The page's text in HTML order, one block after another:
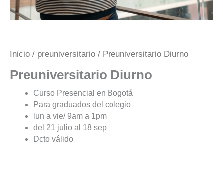
Inicio / preuniversitario / Preuniversitario Diurno
Preuniversitario Diurno
Curso Presencial en Bogotá
Para graduados del colegio
lun a vie/ 9am a 1pm
del 21 julio al 18 sep
Dcto válido